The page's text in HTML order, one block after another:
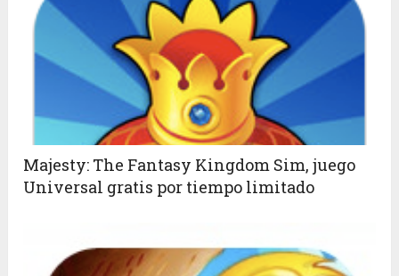
Majesty: The Fantasy Kingdom Sim, juego
Universal gratis por tiempo limitado